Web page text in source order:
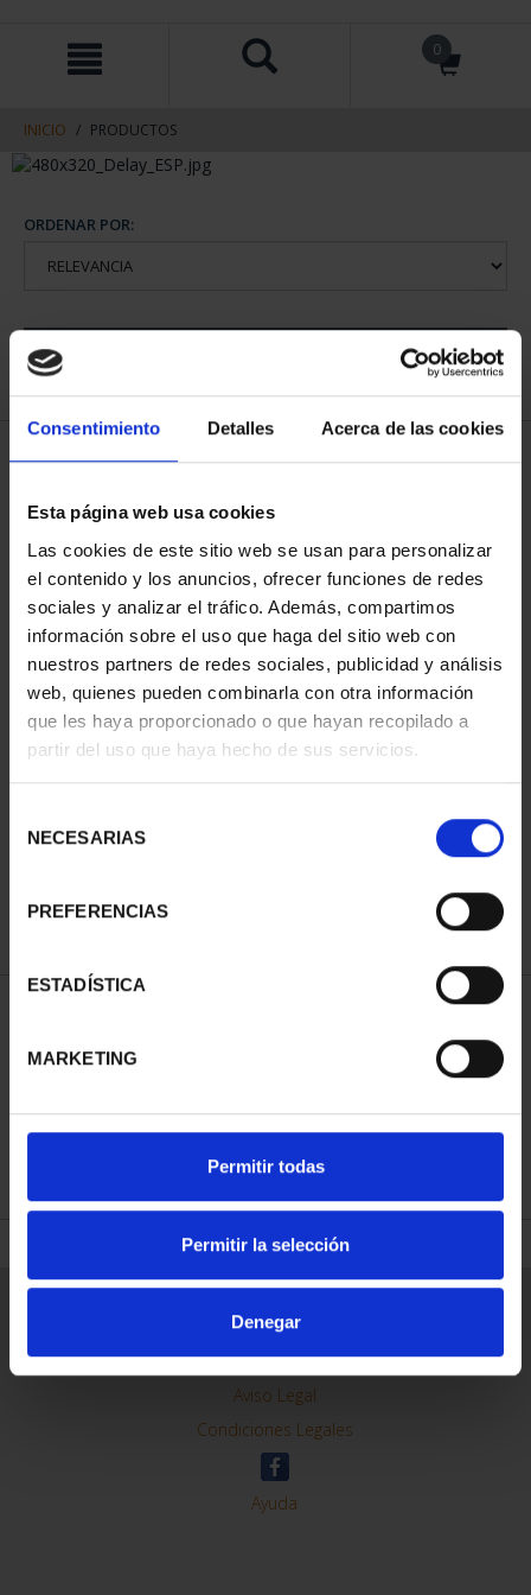
Consentimiento Detalles Acerca de las cookies
Esta página web usa cookies
Las cookies de este sitio web se usan para personalizar
el contenido y los anuncios, ofrecer funciones de redes
sociales y analizar el tráfico. Además, compartimos
información sobre el uso que haga del sitio web con
nuestros partners de redes sociales, publicidad y análisis
web, quienes pueden combinarla con otra información
que les haya proporcionado o que hayan recopilado a
partir del uso que haya hecho de sus servicios.
NECESARIAS
PREFERENCIAS
ESTADÍSTICA
MARKETING
Permitir todas
Permitir la selección
Denegar
contenido
navegacin
0
INICIO PRODUCTOS
ORDENAR POR:
1 Productos encontrados
73,00 €
REFINAR
Contacto
Preguntas Frequentes (FAQs)
Aviso Legal
Condiciones Legales
Ayuda